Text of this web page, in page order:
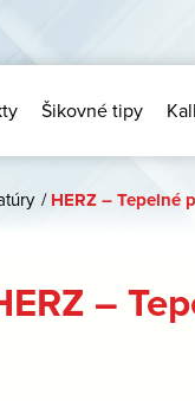
Šikovné tipy
/ HERZ – Tepelné
–